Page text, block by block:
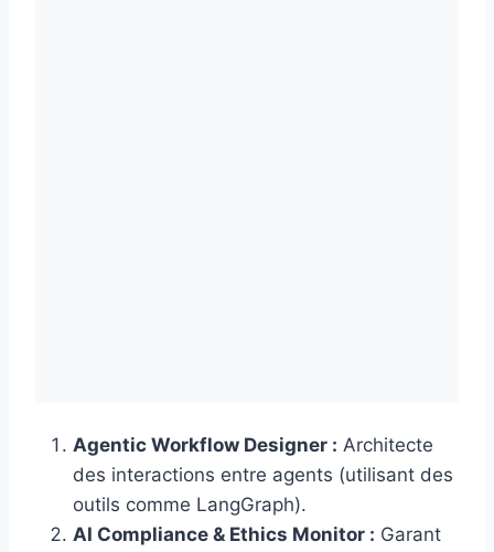
Agentic Workflow Designer : Architecte
des interactions entre agents (utilisant des
outils comme LangGraph).
AI Compliance & Ethics Monitor : Garant